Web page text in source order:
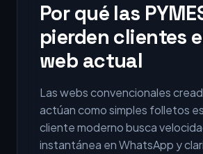
Por qué las
pierden clientes
web actual
Las webs convencionales
actúan como simples folletos
cliente moderno busca
instantánea en WhatsApp y